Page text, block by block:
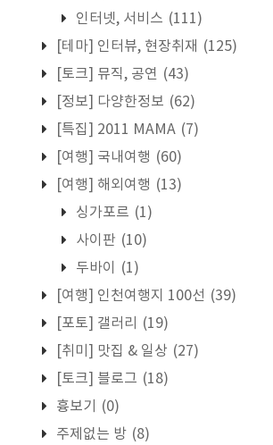
인터넷, 서비스 (111)
[테마] 인터뷰, 현장취재 (125)
[토크] 뮤직, 공연 (43)
[정보] 다양한정보 (62)
[특집] 2011 MAMA (7)
[여행] 국내여행 (60)
[여행] 해외여행 (13)
싱가포르 (1)
사이판 (10)
두바이
(1)
[여행] 인천여행지 100선 (39)
[포토] 갤러리
(19)
[취미] 맛집 & 일상 (27)
[토크] 블로그 (18)
흉보기
(0)
주제없는 방 (8)